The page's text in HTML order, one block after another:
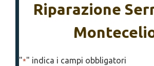
Riparazione
"*" indica i campi obbligatori